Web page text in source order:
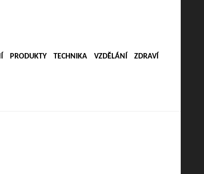
PRODUKTY TECHNIKA VZDĚLÁNÍ ZDRAVÍ